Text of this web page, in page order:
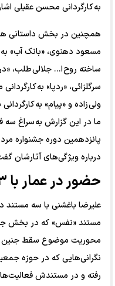
به کارگردانی محسن عقیلی
همچنین در بخش داستانی هم
مسعود دهنوی، «بانک آب» به
ساخته روح ا... جلالی طلب،
سرگلزائی، «ردپا» به
ولی زاده و «پیام» به
ما در این گزارش به سراغ سه
پانزدهمین دوره جشنواره
درباره ویژگی‌های آثارشان
حضور در عمار با ۳ اثر متفاوت
علیرضا باغشنی با سه مستند
مستند «نفس» که در بخش
محوریت موضوع سقط جنین
نگرانی‌هایی که در حوزه
رفته و در مستندش